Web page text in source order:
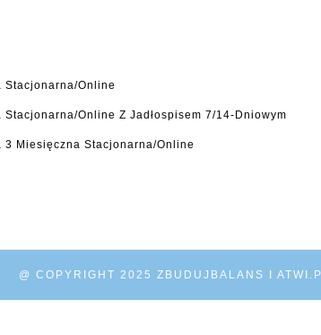
Stacjonarna/online
Stacjonarna/online Z Jadłospisem 7/14-Dniowym
3 Miesięczna Stacjonarna/online
@ COPYRIGHT 2025 ZBUDUJBALANS I